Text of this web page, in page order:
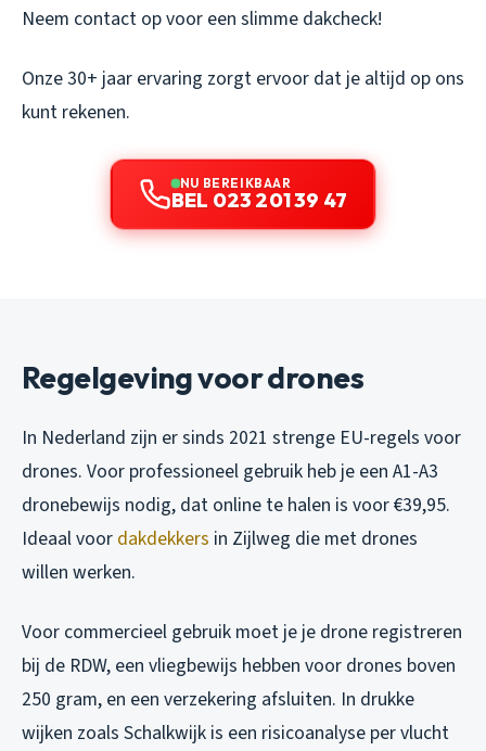
Neem contact op voor een slimme dakcheck!
Onze 30+ jaar ervaring zorgt ervoor dat je altijd op ons
kunt rekenen.
NU BEREIKBAAR
BEL 023 201 39 47
Regelgeving voor drones
In Nederland zijn er sinds 2021 strenge EU-regels voor
drones. Voor professioneel gebruik heb je een A1-A3
dronebewijs nodig, dat online te halen is voor €39,95.
Ideaal voor dakdekkers in Zijlweg die met drones
willen werken.
Voor commercieel gebruik moet je je drone registreren
bij de RDW, een vliegbewijs hebben voor drones boven
250 gram, en een verzekering afsluiten. In drukke
wijken zoals Schalkwijk is een risicoanalyse per vlucht